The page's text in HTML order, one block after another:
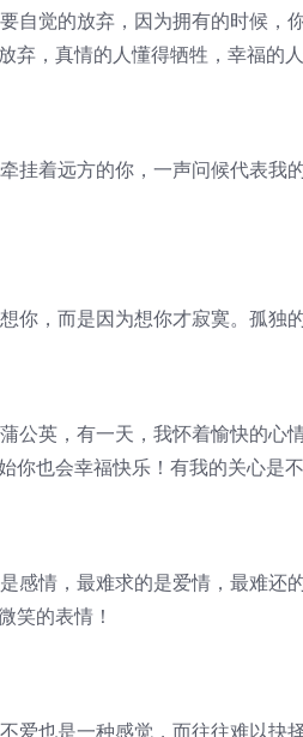
自觉的放弃，因为拥有的时候，
弃，真情的人懂得牺牲，幸福的人
挂着远方的你，一声问候代表我
你，而是因为想你才寂寞。孤独
公英，有一天，我怀着愉快的心
你也会幸福快乐！有我的关心是
感情，最难求的是爱情，最难还
笑的表情！
爱也是一种感觉，而往往难以抉